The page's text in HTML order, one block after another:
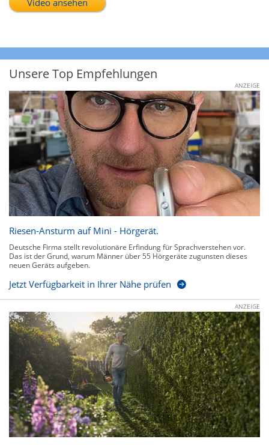
Unsere Top Empfehlungen
ANZEIGE
Riesen-Ansturm auf Mini - Hörgerät.
Deutsche Firma stellt revolutionäre Erfindung für Sprachverstehen vor.
Das ist der Grund, warum Männer über 55 Hörgeräte zugunsten dieses
neuen Geräts aufgeben.
Jetzt Verfügbarkeit in Ihrer Nähe prüfen
ANZEIGE